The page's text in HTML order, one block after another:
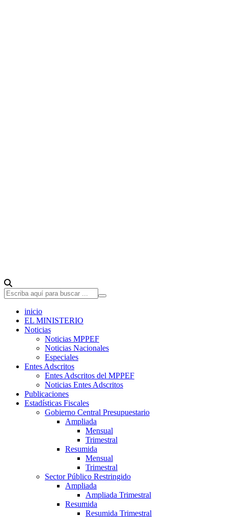
inicio
EL MINISTERIO
Noticias
Noticias MPPEF
Noticias Nacionales
Especiales
Entes Adscritos
Entes Adscritos del MPPEF
Noticias Entes Adscritos
Publicaciones
Estadísticas Fiscales
Gobierno Central Presupuestario
Ampliada
Mensual
Trimestral
Resumida
Mensual
Trimestral
Sector Público Restringido
Ampliada
Ampliada Trimestral
Resumida
Resumida Trimestral